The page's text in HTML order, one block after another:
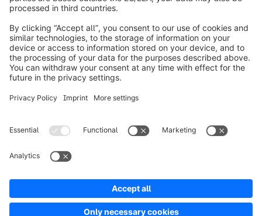
Over Shopware
Product
Oplossingen
Resources